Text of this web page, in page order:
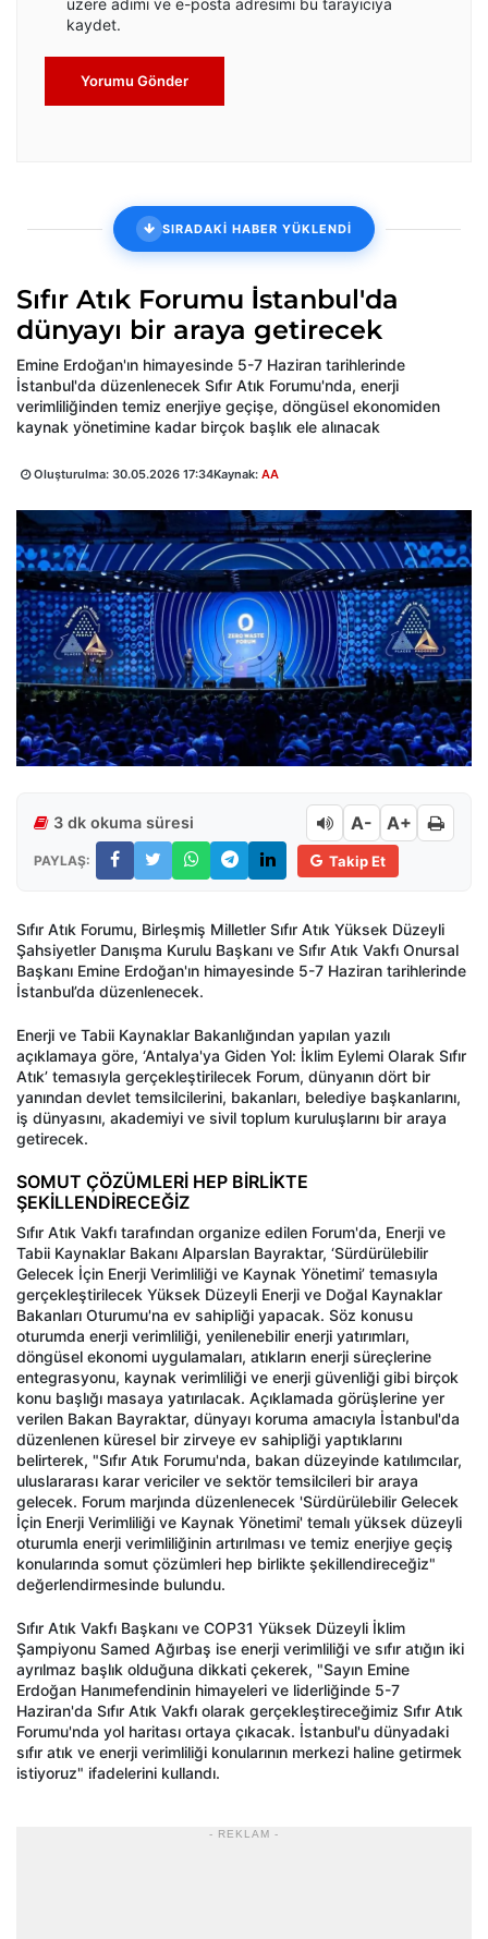
üzere adımı ve e-posta adresimi bu tarayıcıya
kaydet.
Yorumu Gönder
SIRADAKİ HABER YÜKLENDİ
Sıfır Atık Forumu İstanbul'da
dünyayı bir araya getirecek
Emine Erdoğan'ın himayesinde 5-7 Haziran tarihlerinde
İstanbul'da düzenlenecek Sıfır Atık Forumu'nda, enerji
verimliliğinden temiz enerjiye geçişe, döngüsel ekonomiden
kaynak yönetimine kadar birçok başlık ele alınacak
Oluşturulma: 30.05.2026 17:34Kaynak: AA
3 dk okuma süresi A- A+
PAYLAŞ: Takip Et
Sıfır Atık Forumu, Birleşmiş Milletler Sıfır Atık Yüksek Düzeyli
Şahsiyetler Danışma Kurulu Başkanı ve Sıfır Atık Vakfı Onursal
Başkanı Emine Erdoğan'ın himayesinde 5-7 Haziran tarihlerinde
İstanbul’da düzenlenecek.
Enerji ve Tabii Kaynaklar Bakanlığından yapılan yazılı
açıklamaya göre, ‘Antalya'ya Giden Yol: İklim Eylemi Olarak Sıfır
Atık’ temasıyla gerçekleştirilecek Forum, dünyanın dört bir
yanından devlet temsilcilerini, bakanları, belediye başkanlarını,
iş dünyasını, akademiyi ve sivil toplum kuruluşlarını bir araya
getirecek.
SOMUT ÇÖZÜMLERİ HEP BİRLİKTE
ŞEKİLLENDİRECEĞİZ
Sıfır Atık Vakfı tarafından organize edilen Forum'da, Enerji ve
Tabii Kaynaklar Bakanı Alparslan Bayraktar, ‘Sürdürülebilir
Gelecek İçin Enerji Verimliliği ve Kaynak Yönetimi’ temasıyla
gerçekleştirilecek Yüksek Düzeyli Enerji ve Doğal Kaynaklar
Bakanları Oturumu'na ev sahipliği yapacak. Söz konusu
oturumda enerji verimliliği, yenilenebilir enerji yatırımları,
döngüsel ekonomi uygulamaları, atıkların enerji süreçlerine
entegrasyonu, kaynak verimliliği ve enerji güvenliği gibi birçok
konu başlığı masaya yatırılacak. Açıklamada görüşlerine yer
verilen Bakan Bayraktar, dünyayı koruma amacıyla İstanbul'da
düzenlenen küresel bir zirveye ev sahipliği yaptıklarını
belirterek, "Sıfır Atık Forumu'nda, bakan düzeyinde katılımcılar,
uluslararası karar vericiler ve sektör temsilcileri bir araya
gelecek. Forum marjında düzenlenecek 'Sürdürülebilir Gelecek
İçin Enerji Verimliliği ve Kaynak Yönetimi' temalı yüksek düzeyli
oturumla enerji verimliliğinin artırılması ve temiz enerjiye geçiş
konularında somut çözümleri hep birlikte şekillendireceğiz"
değerlendirmesinde bulundu.
Sıfır Atık Vakfı Başkanı ve COP31 Yüksek Düzeyli İklim
Şampiyonu Samed Ağırbaş ise enerji verimliliği ve sıfır atığın iki
ayrılmaz başlık olduğuna dikkati çekerek, "Sayın Emine
Erdoğan Hanımefendinin himayeleri ve liderliğinde 5-7
Haziran'da Sıfır Atık Vakfı olarak gerçekleştireceğimiz Sıfır Atık
Forumu'nda yol haritası ortaya çıkacak. İstanbul'u dünyadaki
sıfır atık ve enerji verimliliği konularının merkezi haline getirmek
istiyoruz" ifadelerini kullandı.
- REKLAM -